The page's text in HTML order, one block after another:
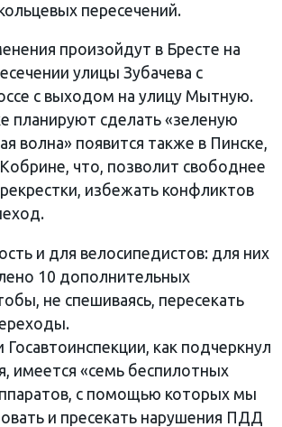
пересечений.
произойдут в Бресте на
улицы Зубачева с
с выходом на улицу Мытную.
планируют сделать «зеленую
волна» появится также в Пинске,
что, позволит свободнее
избежать конфликтов
и для велосипедистов: для них
10 дополнительных
не спешиваясь, пересекать
как подчеркнул
имеется «семь беспилотных
с помощью которых мы
и пресекать нарушения ПДД